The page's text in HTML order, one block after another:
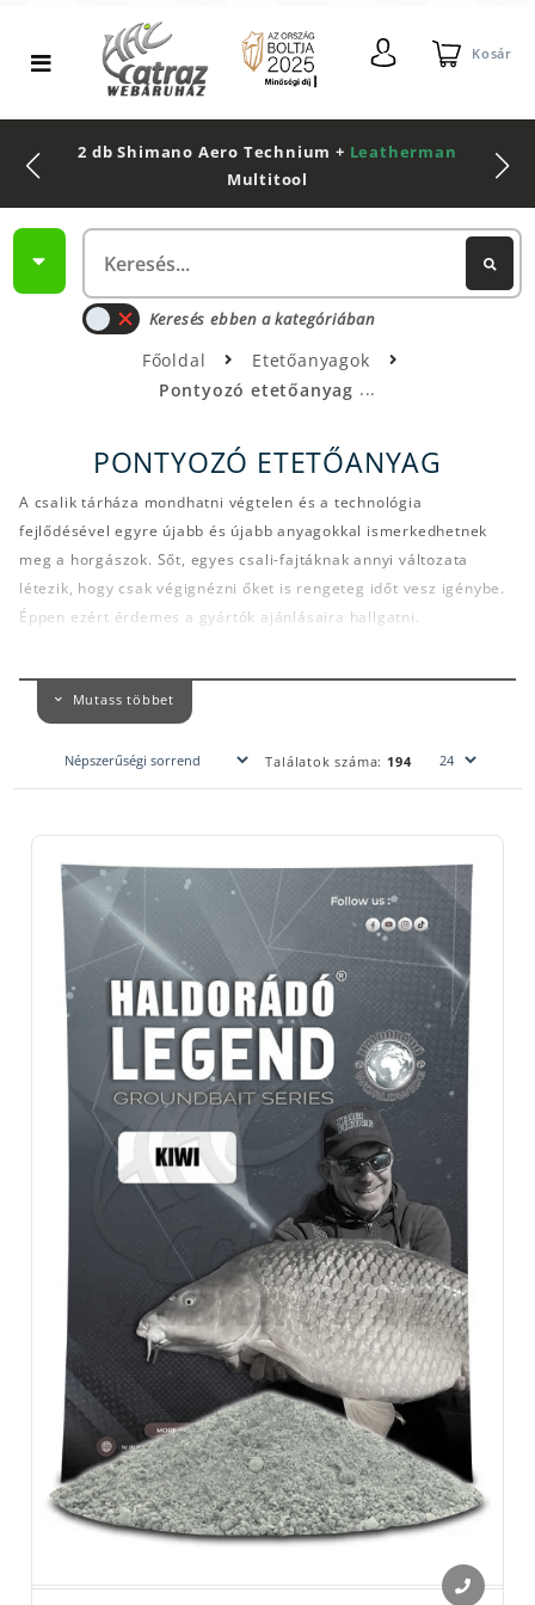
Kosár
2 db Shimano Aero Technium + Leatherman
Multitool
Keresés ebben a kategóriában
Főoldal
Etetőanyagok
Pontyozó etetőanyag
PONTYOZÓ ETETŐANYAG
A csalik tárháza mondhatni végtelen és a technológia
fejlődésével egyre újabb és újabb anyagokkal ismerkedhetnek
meg a horgászok. Sőt, egyes csali-fajtáknak annyi változata
létezik, hogy csak végignézni őket is rengeteg időt vesz igénybe.
Éppen ezért érdemes a gyártók ajánlásaira hallgatni.
elérni a horogra kerülő, tökéletes csalin felül mindenképpen
gondoskodniuk kell a megfelelő etetőanyagról. Ez pedig legyen
szinte mágnesként vonzza oda őket.
pontyos elnevezés nem egy garanciát jelöl, hogy csak pontyot
fogja érdekelni, és minden mást távol tart.
Minden pontyfogási technikára alkalmazható. A nedvesítés,
előkészítés lépéseire figyelemmel, a módszerhez igazodó
aranyszabályokat betartva a matchbotos, feederes, rakós botos
és a klasszikus fenekezőspontyhorgászat eredményességét
növeli.
Alapvetően a homogenitása, amivel kezdhetünk. Durvább
szemcsézetű homogenitást takar, vagy tömörebbet.
Gabonaőrlemények teszik az alapjukat alapvetően ki, de magvak,
roppantott, darált vagy tört formában is részét képezik, nem
beszélve pelletekről, extrudációkról egyebekről.
Kibontasz egy jó minőségű 'keszeges' és 'pontyos' etetőt és
elkezded átrostálni szárazon, majd begyúrod és szemmel látható
A pontyos etetőanyagok nálunk válogatott alapanyagokból
készülnek, amik nagy szemcsézetűek. Ezeknek a legfinomabban
táplálkozó pontyok se tudnak ellenállni. Gombóc formájában vagy
etetőkosárba töltve is eredményesen használhatjuk. Különleges
íz keverékeinek köszönhetően a halak hamar felfigyelnek rá. A
magas minőségű alapanyagok a legjobb és legfogósabb
összetételben kerülnek a zacskókba.
pontyozó etetőanyagok használatánála legfontosabb a
meg a bekeverést, majd hagyjuk állni 10-15 percig, hogy a
Mutass többet
Találatok száma: 194